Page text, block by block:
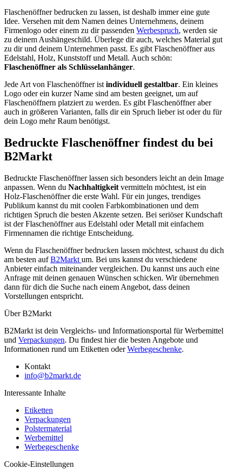
Flaschenöffner bedrucken zu lassen, ist deshalb immer eine gute
Idee. Versehen mit dem Namen deines Unternehmens, deinem
Firmenlogo oder einem zu dir passenden Werbespruch, werden sie
zu deinem Aushängeschild. Überlege dir auch, welches Material gut
zu dir und deinem Unternehmen passt. Es gibt Flaschenöffner aus
Edelstahl, Holz, Kunststoff und Metall. Auch schön:
Flaschenöffner als Schlüsselanhänger.
Jede Art von Flaschenöffner istindividuell gestaltbar. Ein kleines
Logo oder ein kurzer Name sind am besten geeignet, um auf
Flaschenöffnern platziert zu werden. Es gibt Flaschenöffner aber
auch in größeren Varianten, falls dir ein Spruch lieber ist oder du für
dein Logo mehr Raum benötigst.
Bedruckte Flaschenöffner findest du bei
B2Markt
Bedruckte Flaschenöffner lassen sich besonders leicht an dein Image
anpassen. Wenn du Nachhaltigkeit vermitteln möchtest, ist ein
Holz-Flaschenöffner die erste Wahl. Für ein junges, trendiges
Publikum kannst du mit coolen Farbkombinationen und dem
richtigen Spruch die besten Akzente setzen. Bei seriöser Kundschaft
ist der Flaschenöffner aus Edelstahl oder Metall mit einfachem
Firmennamen die richtige Entscheidung.
Wenn du Flaschenöffner bedrucken lassen möchtest, schaust du dich
am besten aufB2Markt um. Bei uns kannst du verschiedene
Anbieter einfach miteinander vergleichen. Du kannst uns auch eine
Anfrage mit deinen genauen Wünschen schicken. Wir übernehmen
dann für dich die Suche nach einem Angebot, dass deinen
Vorstellungen entspricht.
Über B2Markt
B2Markt ist dein Vergleichs- und Informationsportal für Werbemittel
und Verpackungen. Du findest hier die besten Angebote und
Informationen rund um Etiketten oderWerbegeschenke.
Kontakt
info@b2markt.de
Interessante Inhalte
Etiketten
Verpackungen
Polstermaterial
Werbemittel
Werbegeschenke
Cookie-Einstellungen